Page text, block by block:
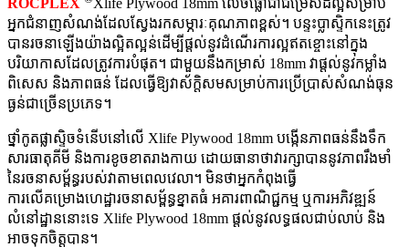
អ្នកជំនាញសំណង់ដែលស្វែងរកសម្ភារៈគុណភាពខ្ពស់។ បន្ទះប្លាស្ទិកនេះត្រូវ
បានរចនាឡើងយ៉ាងល្អិតល្អន់ដើម្បីផ្តល់នូវដំណើរការល្អឥតខ្ចោះនៅក្នុង
បរិយាកាសដែលត្រូវការបំផុត។ ជាមួយនឹងកម្រាស់ 18mm វាផ្តល់នូវកម្លាំង
ពិសេស និងភាពធន់ ដែលធ្វើឱ្យវាស័ក្តិសមសម្រាប់ការប្រើប្រាស់សំណង់ធុន
ធ្ងន់ជាច្រើនប្រភេទ។
ថ្នាំកូតផ្លាស្ទិចទំនើបនៅលើ Xlife Plywood 18mm បង្កើនភាពធន់នឹងទឹក
សារធាតុគីមី និងការខូចខាតរាងកាយ ដោយធានាថាវារក្សាបាននូវភាពរឹងមាំ
នៃរចនាសម្ព័ន្ធរបស់វាតាមពេលវេលា។ មិនថាអ្នកកំពុងធ្វើ
ការលើគម្រោងហេដ្ឋារចនាសម្ព័ន្ធខ្នាតធំ អគារពាណិជ្ជកម្ម ឬការអភិវឌ្ឍន៍
លំនៅដ្ឋាននោះទេ Xlife Plywood 18mm ផ្តល់នូវលទ្ធផលជាប់លាប់ និង
អាចទុកចិត្តបាន។